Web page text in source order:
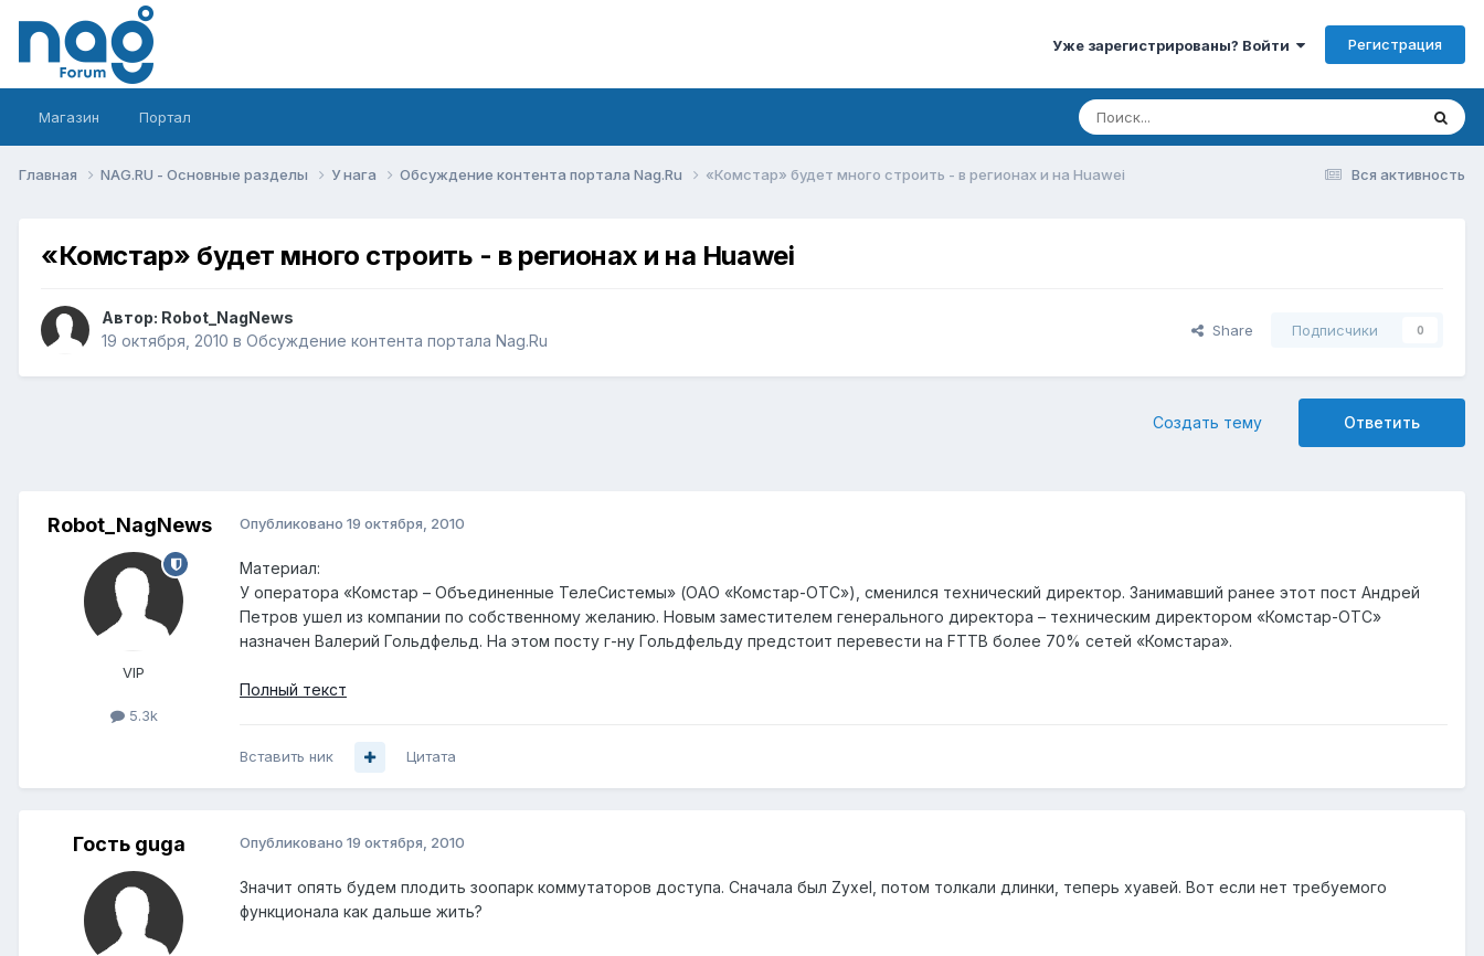
Уже зарегистрированы? Войти Регистрация
Магазин Портал
Вся активность
Главная NAG.RU - Основные разделы У нага Обсуждение контента портала Nag.Ru «Комстар» будет много строить - в регионах и на Huawei
«Комстар» будет много строить - в регионах и на Huawei
Автор: Robot_NagNews
19 октября, 2010 в Обсуждение контента портала Nag.Ru
Share Подписчики 0
Ответить
Создать тему
Robot_NagNews
VIP
5.3k
Опубликовано 19 октября, 2010
Материал:
У оператора «Комстар – Объединенные ТелеСистемы» (ОАО «Комстар-ОТС»), сменился технический директор. Занимавший ранее этот пост Андрей
Петров ушел из компании по собственному желанию. Новым заместителем генерального директора – техническим директором «Комстар-ОТС»
назначен Валерий Гольдфельд. На этом посту г-ну Гольдфельду предстоит перевести на FTTB более 70% сетей «Комстара».
Полный текст
Вставить ник Цитата
Гость guga Опубликовано 19 октября, 2010
Значит опять будем плодить зоопарк коммутаторов доступа. Сначала был Zyxel, потом толкали длинки, теперь хуавей. Вот если нет требуемого
функционала как дальше жить?